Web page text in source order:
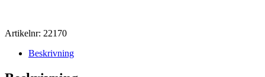
Artikelnr: 22170
Beskrivning